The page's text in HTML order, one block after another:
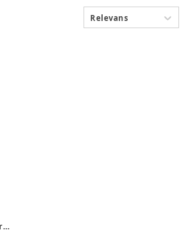
Relevans
Sebra Stofbleer 3 stk - Sophora Leaves/Mist Green